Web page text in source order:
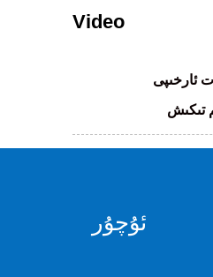
Video
ئارخىپى
تىكىش
ئۇچۇر